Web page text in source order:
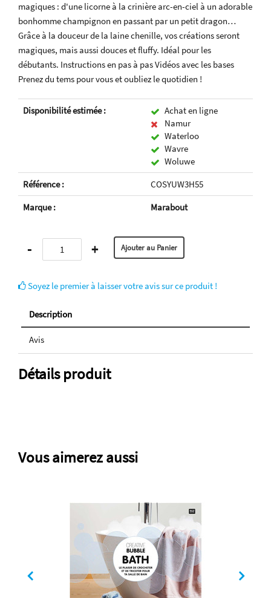
magiques : d'une licorne à la crinière arc-en-ciel à un adorable
bonhomme champignon en passant par un petit dragon…
Grâce à la douceur de la laine chenille, vos créations seront
magiques, mais aussi douces et fluffy. Idéal pour les
débutants. Instructions en pas à pas Vidéos avec les bases
Prenez du tems pour vous et oubliez le quotidien !
Disponibilité estimée :
Achat en ligne
Namur
Waterloo
Wavre
Woluwe
Référence :
COSYUW3H55
Marque :
Marabout
- +
Soyez le premier à laisser votre avis sur ce produit !
Description
Avis
Détails produit
Vous aimerez aussi